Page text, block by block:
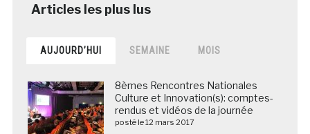
AUJOURD’HUI SEMAINE MOIS
8èmes Rencontres Nationales
Culture et Innovation(s): comptes-
rendus et vidéos de la journée
posté le 12 mars 2017